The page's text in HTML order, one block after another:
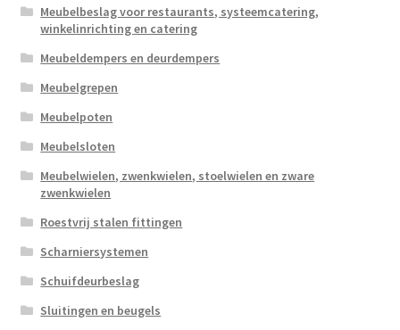
Meubelbeslag voor restaurants, systeemcatering,
winkelinrichting en catering
Meubeldempers en deurdempers
Meubelgrepen
Meubelpoten
Meubelsloten
Meubelwielen, zwenkwielen, stoelwielen en zware
zwenkwielen
Roestvrij stalen fittingen
Scharniersystemen
Schuifdeurbeslag
Sluitingen en beugels